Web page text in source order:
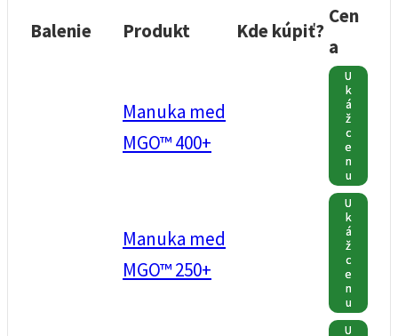
Balenie Produkt Kde kúpiť?
Cen
a
Manuka med
MGO™ 400+
U
k
á
ž
c
e
n
u
Manuka med
MGO™ 250+
U
k
á
ž
c
e
n
u
U